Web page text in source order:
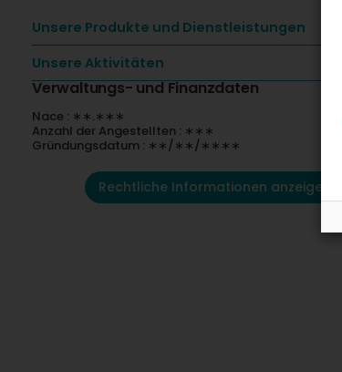
Unsere Produkte und Dienstleistungen
Unsere Aktivitäten
Verwaltungs- und Finanzdaten
Nace : ∗∗.∗∗∗
Anzahl der Angestellten : ∗∗∗
Gründungsdatum : ∗∗/∗∗/∗∗∗∗
Rechtliche Informationen anzeigen